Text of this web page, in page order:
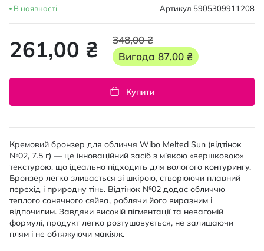
В наявності Артикул 5905309911208
261,00 ₴
348,00 ₴
Вигода 87,00 ₴
Купити
Кремовий бронзер для обличчя Wibo Melted Sun (відтінок
№02, 7.5 г) — це інноваційний засіб з м’якою «вершковою»
текстурою, що ідеально підходить для вологого контурингу.
Бронзер легко зливається зі шкірою, створюючи плавний
перехід і природну тінь. Відтінок №02 додає обличчю
теплого сонячного сяйва, роблячи його виразним і
відпочилим. Завдяки високій пігментації та невагомій
формулі, продукт легко розтушовується, не залишаючи
плям і не обтяжуючи макіяж.